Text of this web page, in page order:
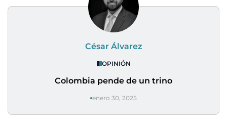
César Álvarez
OPINIÓN
Colombia pende de un trino
enero 30, 2025